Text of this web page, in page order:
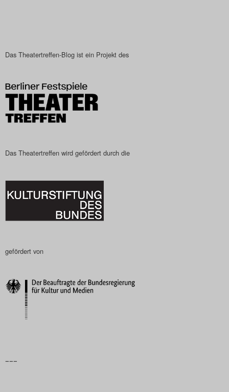
Das Theatertreffen-Blog ist ein Projekt des
Das Theatertreffen wird gefördert durch die
gefördert von
–––